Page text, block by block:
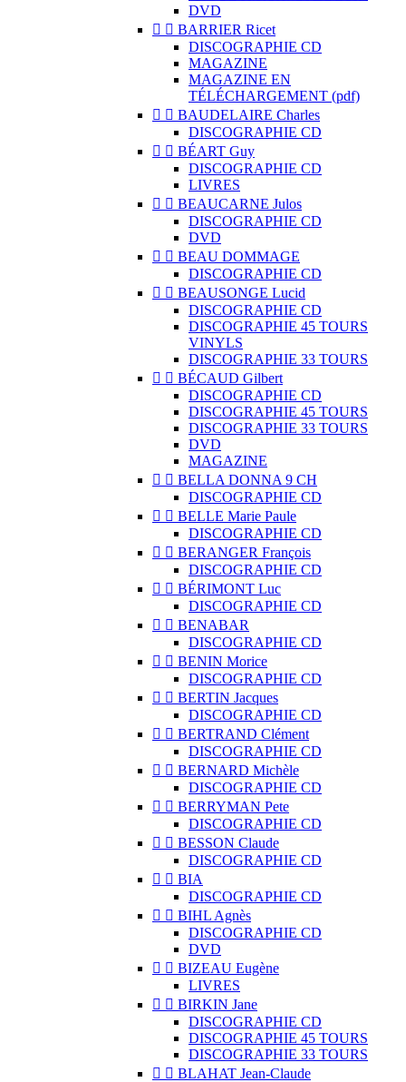
DVD
  BARRIER Ricet
DISCOGRAPHIE CD
MAGAZINE
MAGAZINE EN
TÉLÉCHARGEMENT (pdf)
  BAUDELAIRE Charles
DISCOGRAPHIE CD
  BÉART Guy
DISCOGRAPHIE CD
LIVRES
  BEAUCARNE Julos
DISCOGRAPHIE CD
DVD
  BEAU DOMMAGE
DISCOGRAPHIE CD
  BEAUSONGE Lucid
DISCOGRAPHIE CD
DISCOGRAPHIE 45 TOURS
VINYLS
DISCOGRAPHIE 33 TOURS
  BÉCAUD Gilbert
DISCOGRAPHIE CD
DISCOGRAPHIE 45 TOURS
DISCOGRAPHIE 33 TOURS
DVD
MAGAZINE
  BELLA DONNA 9 CH
DISCOGRAPHIE CD
  BELLE Marie Paule
DISCOGRAPHIE CD
  BERANGER François
DISCOGRAPHIE CD
  BÉRIMONT Luc
DISCOGRAPHIE CD
  BENABAR
DISCOGRAPHIE CD
  BENIN Morice
DISCOGRAPHIE CD
  BERTIN Jacques
DISCOGRAPHIE CD
  BERTRAND Clément
DISCOGRAPHIE CD
  BERNARD Michèle
DISCOGRAPHIE CD
  BERRYMAN Pete
DISCOGRAPHIE CD
  BESSON Claude
DISCOGRAPHIE CD
  BIA
DISCOGRAPHIE CD
  BIHL Agnès
DISCOGRAPHIE CD
DVD
  BIZEAU Eugène
LIVRES
  BIRKIN Jane
DISCOGRAPHIE CD
DISCOGRAPHIE 45 TOURS
DISCOGRAPHIE 33 TOURS
  BLAHAT Jean-Claude